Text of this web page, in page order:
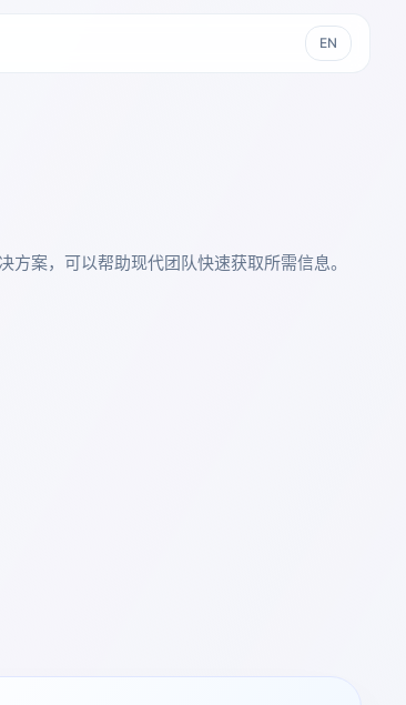
EN
案，可以帮助现代团队快速获取所需信息。